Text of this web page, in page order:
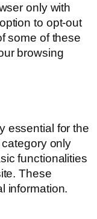
only with
to opt-out
some of these
browsing
essential for the
only
functionalities
These
information.